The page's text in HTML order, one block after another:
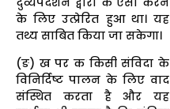
के लिए उत्प्रेरित हुआ था। यह
तथ्य साबित किया जा सकेगा।
(ङ) ख पर क किसी संविदा के
विनिर्दिष्ट पालन के लिए वाद
संस्थित करता है और यह